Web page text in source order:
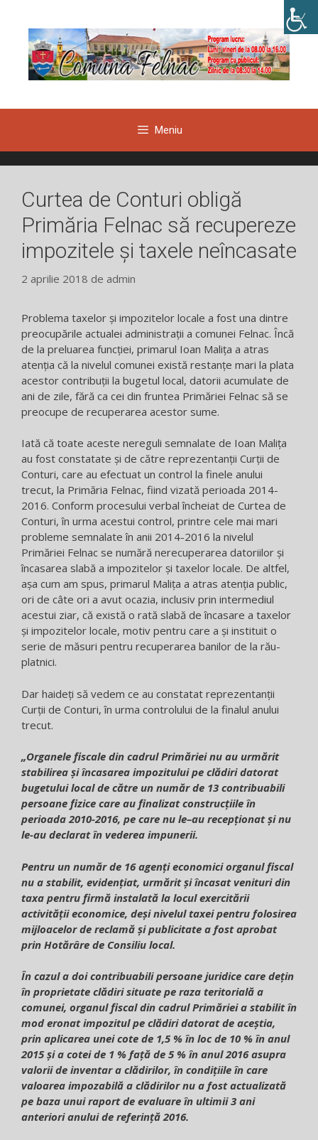
conținut
Meniu
Curtea de Conturi obligă
Primăria Felnac să recupereze
impozitele și taxele neîncasate
2 aprilie 2018 de admin
Problema taxelor și impozitelor locale a fost una dintre
preocupările actualei administrații a comunei Felnac. Încă
de la preluarea funcției, primarul Ioan Malița a atras
atenția că la nivelul comunei există restanțe mari la plata
acestor contribuții la bugetul local, datorii acumulate de
ani de zile, fără ca cei din fruntea Primăriei Felnac să se
preocupe de recuperarea acestor sume.
Iată că toate aceste nereguli semnalate de Ioan Malița
au fost constatate și de către reprezentanții Curții de
Conturi, care au efectuat un control la finele anului
trecut, la Primăria Felnac, fiind vizată perioada 2014-
2016. Conform procesului verbal încheiat de Curtea de
Conturi, în urma acestui control, printre cele mai mari
probleme semnalate în anii 2014-2016 la nivelul
Primăriei Felnac se numără nerecuperarea datoriilor și
încasarea slabă a impozitelor și taxelor locale. De altfel,
așa cum am spus, primarul Malița a atras atenția public,
ori de câte ori a avut ocazia, inclusiv prin intermediul
acestui ziar, că există o rată slabă de încasare a taxelor
și impozitelor locale, motiv pentru care a și instituit o
serie de măsuri pentru recuperarea banilor de la rău-
platnici.
Dar haideți să vedem ce au constatat reprezentanții
Curții de Conturi, în urma controlului de la finalul anului
trecut.
„Organele fiscale din cadrul Primăriei nu au urmărit
stabilirea și încasarea impozitului pe clădiri datorat
bugetului local de către un număr de 13 contribuabili
persoane fizice care au finalizat construcțiile în
perioada 2010-2016, pe care nu le–au recepționat și nu
le-au declarat în vederea impunerii.
Pentru un număr de 16 agenți economici organul fiscal
nu a stabilit, evidențiat, urmărit și încasat venituri din
taxa pentru firmă instalată la locul exercitării
activității economice, deși nivelul taxei pentru folosirea
mijloacelor de reclamă și publicitate a fost aprobat
prin Hotărâre de Consiliu local.
În cazul a doi contribuabili persoane juridice care dețin
în proprietate clădiri situate pe raza teritorială a
comunei, organul fiscal din cadrul Primăriei a stabilit în
mod eronat impozitul pe clădiri datorat de aceștia,
prin aplicarea unei cote de 1,5 % în loc de 10 % în anul
2015 și a cotei de 1 % față de 5 % în anul 2016 asupra
valorii de inventar a clădirilor, în condițiile în care
valoarea impozabilă a clădirilor nu a fost actualizată
pe baza unui raport de evaluare în ultimii 3 ani
anteriori anului de referință 2016.